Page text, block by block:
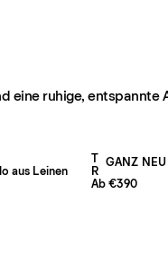
eine ruhige, entspannte
aus Leinen
GANZ NEU
The Studio
Ab €390